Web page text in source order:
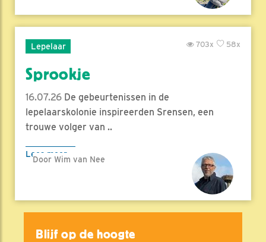
Lepelaar 58x
703x
Sprookje
16.07.26 De gebeurtenissen in de
lepelaarskolonie inspireerden Srensen, een
trouwe volger van ..
Lees meer
Door Wim van Nee
Blijf op de hoogte